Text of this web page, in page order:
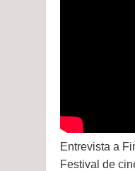
Entrevista a
Festival de